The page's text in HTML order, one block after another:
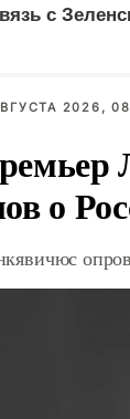
с
2026,
о